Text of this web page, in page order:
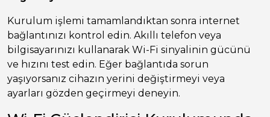
Kurulum işlemi tamamlandıktan sonra internet
bağlantınızı kontrol edin. Akıllı telefon veya
bilgisayarınızı kullanarak Wi-Fi sinyalinin gücünü
ve hızını test edin. Eğer bağlantıda sorun
yaşıyorsanız cihazın yerini değiştirmeyi veya
ayarları gözden geçirmeyi deneyin.